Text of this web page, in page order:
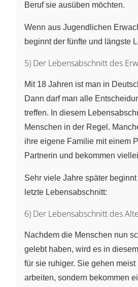
Beruf sie ausüben möchten.
Wenn aus Jugendlichen
beginnt der fünfte und längste
5) Der Lebensabschnitt des
Mit 18 Jahren ist man in
Dann darf man alle
treffen. In diesem
Menschen in der Regel.
ihre eigene Familie mit einem
Partnerin und bekommen
Sehr viele Jahre später
letzte Lebensabschnitt:
6) Der Lebensabschnitt des
Nachdem die Menschen nun
gelebt haben, wird es in
für sie ruhiger. Sie gehen meist
arbeiten, sondern bekommen